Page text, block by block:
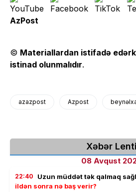
AzPost
© Materiallardan istifadə
istinad olunmalıdır.
azazpost Azpost
Xəbər Lenti
08 Avqust
22:40 Uzun müddət tək qalmaq
ildən sonra nə baş verir?